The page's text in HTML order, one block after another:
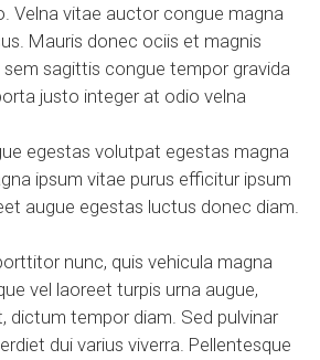
Velna vitae auctor congue magna
Mauris donec ociis et magnis
sagittis congue tempor gravida
justo integer at odio velna
egestas volutpat egestas magna
ipsum vitae purus efficitur ipsum
augue egestas luctus donec diam.
nunc, quis vehicula magna
vel laoreet turpis urna augue,
dictum tempor diam. Sed pulvinar
dui varius viverra. Pellentesque